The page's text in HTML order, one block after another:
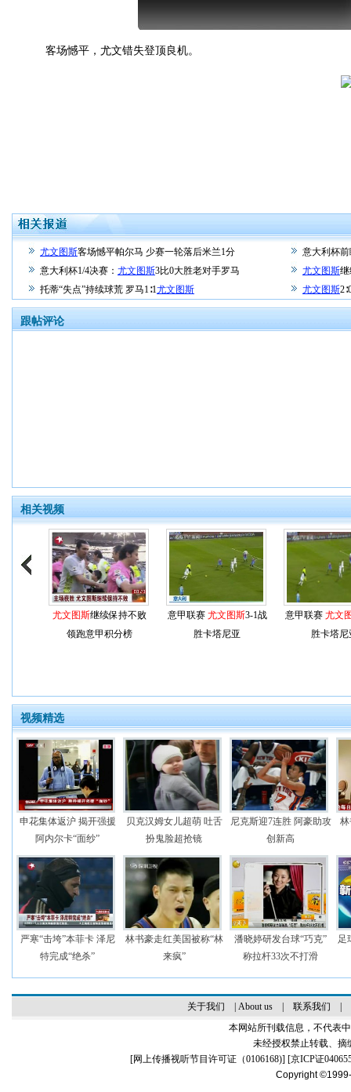
客场憾平，尤文错失登顶良机。
尤文图斯客场憾平帕尔马 少赛一轮落后米兰1分
意大利杯
意大利杯1/4决赛： 尤文图斯3比0大胜老对手罗马 尤文图斯
托蒂“失点”持续球荒 罗马1∶1尤文图斯 尤文图斯
跟帖评论
相关视频
尤文图斯继续保持不败
领跑意甲积分榜
意甲联赛 尤文图斯3-1战
胜卡塔尼亚
意甲联赛 尤文
胜卡塔尼
视频精选
申花集体返沪 揭开强援
阿内尔卡“面纱”
贝克汉姆女儿超萌 吐舌
扮鬼脸超抢镜
尼克斯迎7连胜 阿豪助攻
创新高
严寒“击垮”本菲卡 泽尼
特完成“绝杀”
林书豪走红美国被称“林
来疯”
潘晓婷研发台球“巧克”
称拉杆33次不打滑
足
关于我们 About us| 联系我们
本网站所刊载信息，不代表
未经授权禁止转载、摘
[网上传播视听节目许可证（0106168)] [京ICP证
Copyright